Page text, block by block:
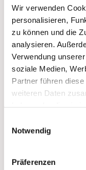
Wir verwenden
personalisieren,
zu können und die
analysieren.
Verwendung
soziale Medien,
Partner führen
weiteren Daten
Notwendig
Präferenzen
Dies